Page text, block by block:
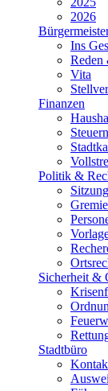
2026
Ins
Reden
Vita
Finanzen
Steuern
Politik &
Sicherheit &
Stadtbüro